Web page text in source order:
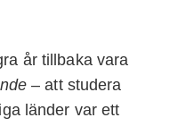
år tillbaka vara
– att studera
länder var ett